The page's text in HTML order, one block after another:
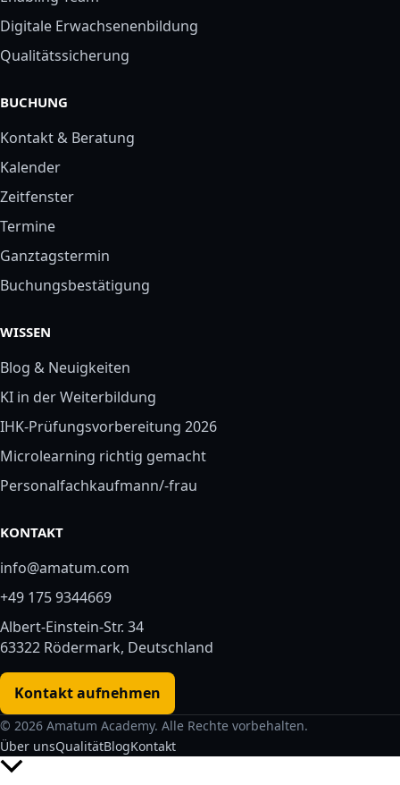
Digitale Erwachsenenbildung
Qualitätssicherung
BUCHUNG
Kontakt & Beratung
Kalender
Zeitfenster
Termine
Ganztagstermin
Buchungsbestätigung
WISSEN
Blog & Neuigkeiten
KI in der Weiterbildung
IHK-Prüfungsvorbereitung 2026
Microlearning richtig gemacht
Personalfachkaufmann/-frau
KONTAKT
info@amatum.com
+49 175 9344669
Albert-Einstein-Str. 34
63322 Rödermark, Deutschland
Kontakt aufnehmen
© 2026 Amatum Academy. Alle Rechte vorbehalten.
Über unsQualitätBlogKontakt